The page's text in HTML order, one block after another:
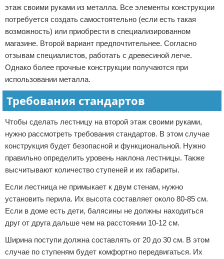
этаж своими руками из металла. Все элементы конструкции
потребуется создать самостоятельно (если есть такая
возможность) или приобрести в специализированном
магазине. Второй вариант предпочтительнее. Согласно
отзывам специалистов, работать с древесиной легче.
Однако более прочные конструкции получаются при
использовании металла.
Требования стандартов
Чтобы сделать лестницу на второй этаж своими руками,
нужно рассмотреть требования стандартов. В этом случае
конструкция будет безопасной и функциональной. Нужно
правильно определить уровень наклона лестницы. Также
высчитывают количество ступеней и их габариты.
Если лестница не примыкает к двум стенам, нужно
установить перила. Их высота составляет около 80-85 см.
Если в доме есть дети, балясины не должны находиться
друг от друга дальше чем на расстоянии 10-12 см.
Ширина поступи должна составлять от 20 до 30 см. В этом
случае по ступеням будет комфортно передвигаться. Их